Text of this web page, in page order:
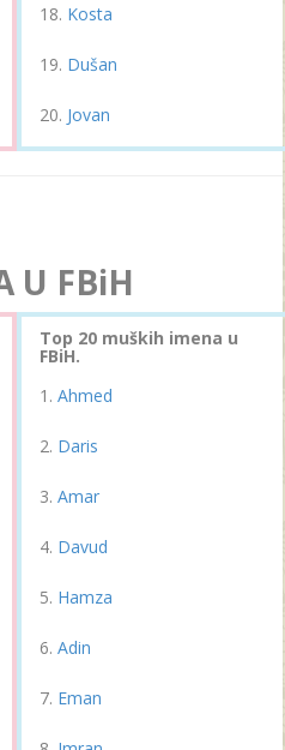
Kosta
Dušan
Jovan
U FBiH
Top 20 muških imena u
FBiH.
Ahmed
Daris
Amar
Davud
Hamza
Adin
Eman